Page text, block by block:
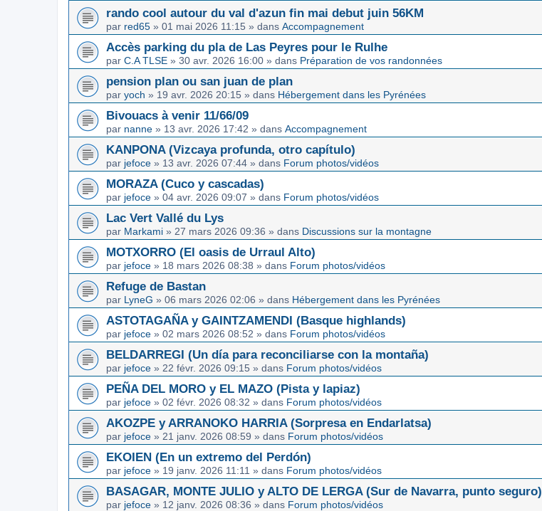
rando cool autour du val d'azun fin mai debut juin 56KM
par red65 » 01 mai 2026 11:15 » dans Accompagnement
Accès parking du pla de Las Peyres pour le Rulhe
par C.A TLSE » 30 avr. 2026 16:00 » dans Préparation de vos randonnées
pension plan ou san juan de plan
par yoch » 19 avr. 2026 20:15 » dans Hébergement dans les Pyrénées
Bivouacs à venir 11/66/09
par nanne » 13 avr. 2026 17:42 » dans Accompagnement
KANPONA (Vizcaya profunda, otro capítulo)
par jefoce » 13 avr. 2026 07:44 » dans Forum photos/vidéos
MORAZA (Cuco y cascadas)
par jefoce » 04 avr. 2026 09:07 » dans Forum photos/vidéos
Lac Vert Vallé du Lys
par Markami » 27 mars 2026 09:36 » dans Discussions sur la montagne
MOTXORRO (El oasis de Urraul Alto)
par jefoce » 18 mars 2026 08:38 » dans Forum photos/vidéos
Refuge de Bastan
par LyneG » 06 mars 2026 02:06 » dans Hébergement dans les Pyrénées
ASTOTAGAÑA y GAINTZAMENDI (Basque highlands)
par jefoce » 02 mars 2026 08:52 » dans Forum photos/vidéos
BELDARREGI (Un día para reconciliarse con la montaña)
par jefoce » 22 févr. 2026 09:15 » dans Forum photos/vidéos
PEÑA DEL MORO y EL MAZO (Pista y lapiaz)
par jefoce » 02 févr. 2026 08:32 » dans Forum photos/vidéos
AKOZPE y ARRANOKO HARRIA (Sorpresa en Endarlatsa)
par jefoce » 21 janv. 2026 08:59 » dans Forum photos/vidéos
EKOIEN (En un extremo del Perdón)
par jefoce » 19 janv. 2026 11:11 » dans Forum photos/vidéos
BASAGAR, MONTE JULIO y ALTO DE LERGA (Sur de Navarra, punto seguro)
par jefoce » 12 janv. 2026 08:36 » dans Forum photos/vidéos